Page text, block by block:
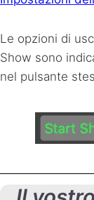
Le opzioni di
Show sono
nel pulsante